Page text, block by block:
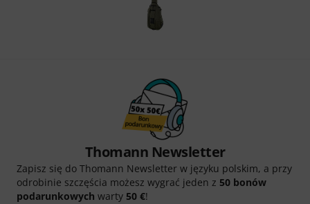
Thomann Newsletter
Zapisz się do Thomann Newsletter w języku polskim, a przy
odrobinie szczęścia możesz wygrać jeden z 50 bonów
podarunkowych warty 50 €!